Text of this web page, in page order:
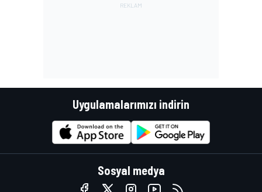
Uygulamalarımızı indirin
Sosyal medya